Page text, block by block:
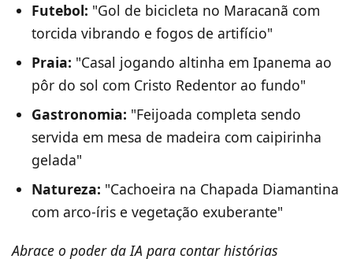
Futebol: "Gol de bicicleta no Maracanã com
torcida vibrando e fogos de artifício"
Praia: "Casal jogando altinha em Ipanema ao
pôr do sol com Cristo Redentor ao fundo"
Gastronomia: "Feijoada completa sendo
servida em mesa de madeira com caipirinha
gelada"
Natureza: "Cachoeira na Chapada Diamantina
com arco-íris e vegetação exuberante"
Abrace o poder da IA para contar histórias